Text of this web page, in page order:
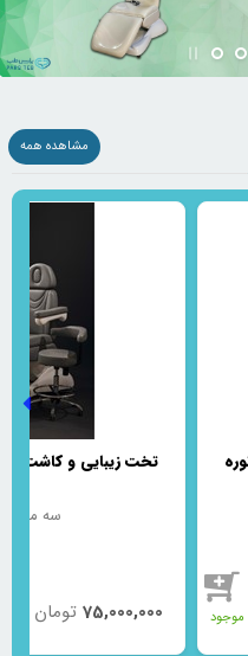
مشاهده همه
موجود
تخت زیبایی و کاشت مو و لیزر
سه
75,000,000 تومان